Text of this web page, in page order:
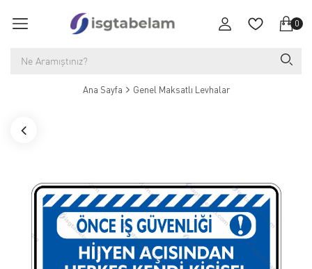
0
Ana Sayfa Genel Maksatlı Levhalar